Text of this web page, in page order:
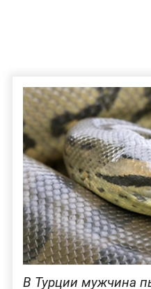
В Турции мужчина